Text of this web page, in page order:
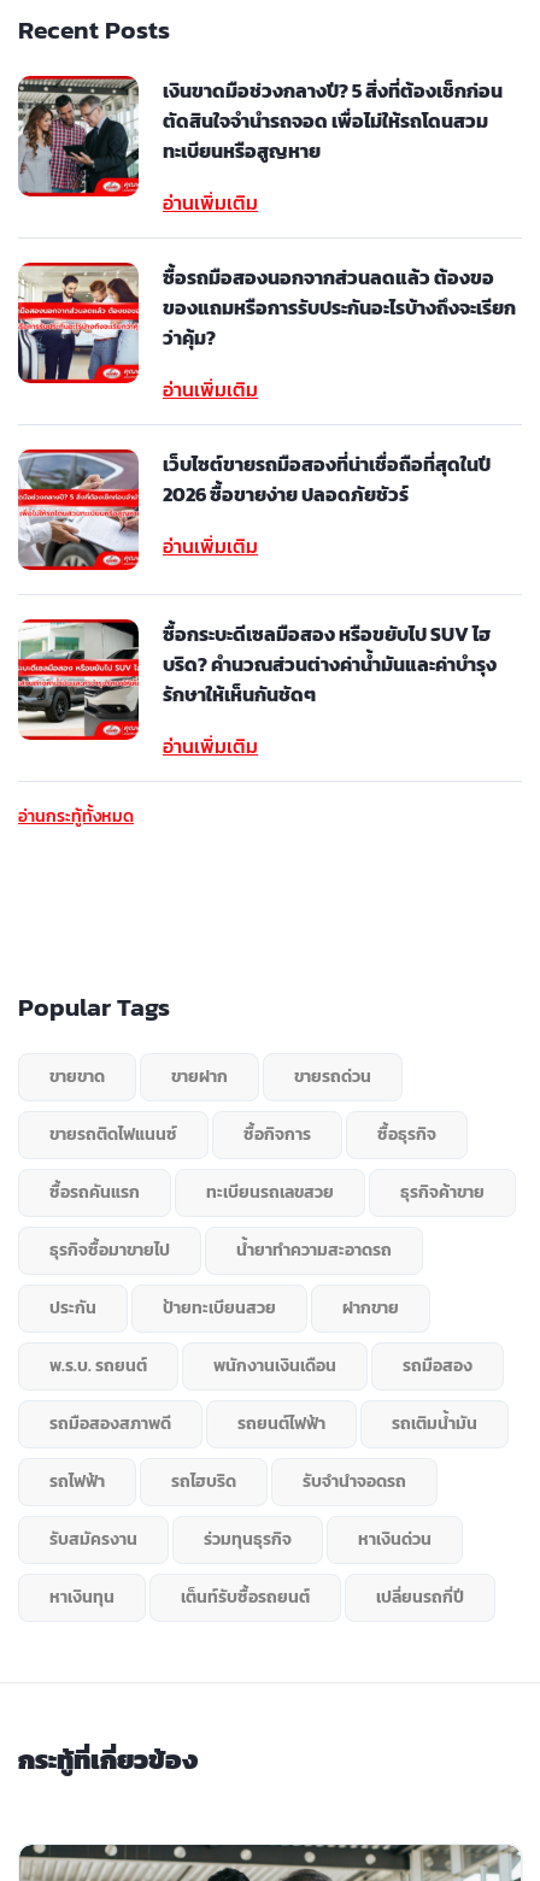
Recent Posts
เงินขาดมือช่วงกลางปี? 5 สิ่งที่ต้องเช็กก่อน
ตัดสินใจจำนำรถจอด เพื่อไม่ให้รถโดนสวม
ทะเบียนหรือสูญหาย
อ่านเพิ่มเติม
ซื้อรถมือสองนอกจากส่วนลดแล้ว ต้องขอ
ของแถมหรือการรับประกันอะไรบ้างถึงจะเรียก
ว่าคุ้ม?
อ่านเพิ่มเติม
เว็บไซต์ขายรถมือสองที่น่าเชื่อถือที่สุดในปี
2026 ซื้อขายง่าย ปลอดภัยชัวร์
อ่านเพิ่มเติม
ซื้อกระบะดีเซลมือสอง หรือขยับไป SUV ไฮ
บริด? คำนวณส่วนต่างค่าน้ำมันและค่าบำรุง
รักษาให้เห็นกันชัดๆ
อ่านเพิ่มเติม
อ่านกระทู้ทั้งหมด
Popular Tags
ขายขาด ขายฝาก ขายรถด่วน
ขายรถติดไฟแนนซ์ ซื้อกิจการ ซื้อธุรกิจ
ซื้อรถคันแรก ทะเบียนรถเลขสวย ธุรกิจค้าขาย
ธุรกิจซื้อมาขายไป น้ำยาทำความสะอาดรถ
ประกัน ป้ายทะเบียนสวย ฝากขาย
พ.ร.บ. รถยนต์ พนักงานเงินเดือน รถมือสอง
รถมือสองสภาพดี รถยนต์ไฟฟ้า รถเติมน้ำมัน
รถไฟฟ้า รถไฮบริด รับจำนำจอดรถ
รับสมัครงาน ร่วมทุนธุรกิจ หาเงินด่วน
หาเงินทุน เต็นท์รับซื้อรถยนต์ เปลี่ยนรถกี่ปี
กระทู้ที่เกี่ยวข้อง